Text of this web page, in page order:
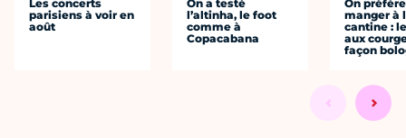
Les concerts
parisiens à voir en
août
On a testé
l’altinha, le foot
comme à
Copacabana
On préfère
manger à
cantine :
aux
façon